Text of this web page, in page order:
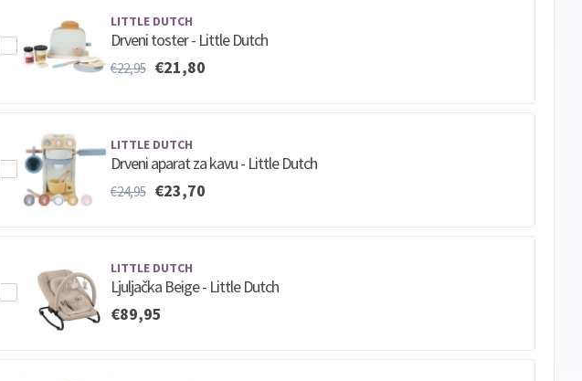
LITTLE DUTCH
Drveni toster - Little Dutch
€22,95 €21,80
LITTLE DUTCH
Drveni aparat za kavu - Little Dutch
€24,95 €23,70
LITTLE DUTCH
Ljuljačka Beige - Little Dutch
€89,95